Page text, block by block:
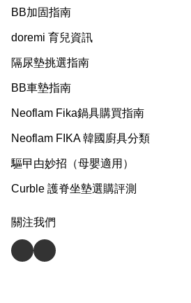
BB加固指南
doremi 育兒資訊
隔尿墊挑選指南
BB車墊指南
Neoflam Fika鍋具購買指南
Neoflam FIKA 韓國廚具分類
驅曱甴妙招（母嬰適用）
Curble 護脊坐墊選購評測
關注我們